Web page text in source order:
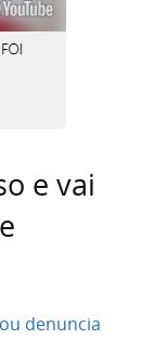
e vai
denuncia